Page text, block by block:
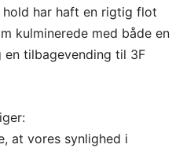
har haft en rigtig flot
kulminerede med både en
tilbagevending til 3F
at vores synlighed i